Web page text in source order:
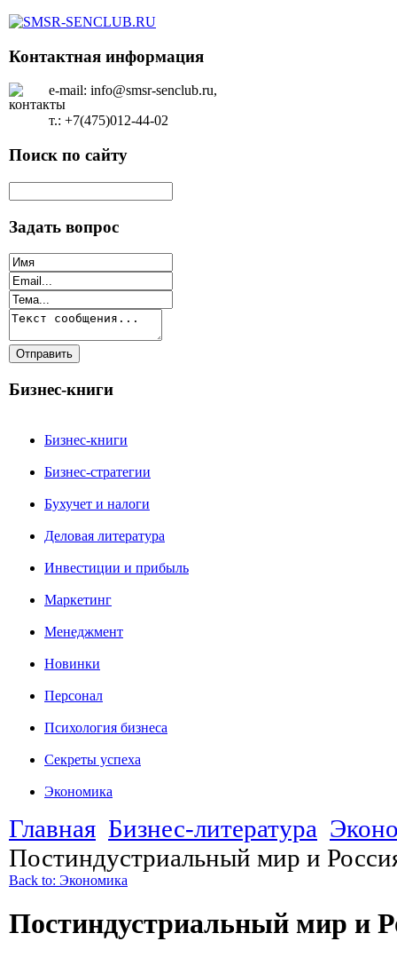
Контактная информация
e-mail: info@smsr-senclub.ru,
т.: +7(475)012-44-02
Поиск по сайту
Задать вопрос
Бизнес-книги
Бизнес-книги
Бизнес-стратегии
Бухучет и налоги
Деловая литература
Инвестиции и прибыль
Маркетинг
Менеджмент
Новинки
Персонал
Психология бизнеса
Секреты успеха
Экономика
Главная Бизнес-литература
Постиндустриальный мир и
Back to: Экономика
Постиндустриальный мир и